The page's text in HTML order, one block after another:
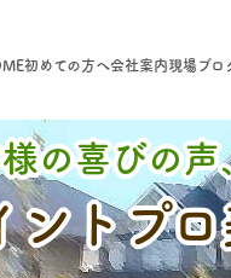
初めての方へ会社案内現場ブロ
の喜びの
ントプ